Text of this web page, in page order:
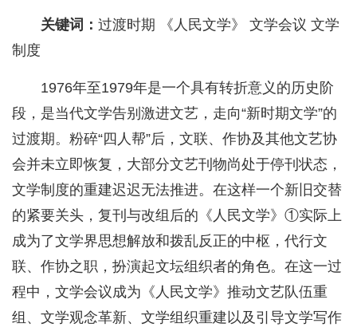
关键词： 过渡时期 《人民文学》 文学会议 文学
制度
1976年至1979年是一个具有转折意义的历史阶
段，是当代文学告别激进文艺，走向“新时期文学”的
过渡期。粉碎“四人帮”后，文联、作协及其他文艺协
会并未立即恢复，大部分文艺刊物尚处于停刊状态，
文学制度的重建迟迟无法推进。在这样一个新旧交替
的紧要关头，复刊与改组后的《人民文学》①实际上
成为了文学界思想解放和拨乱反正的中枢，代行文
联、作协之职，扮演起文坛组织者的角色。在这一过
程中，文学会议成为《人民文学》推动文艺队伍重
组、文学观念革新、文学组织重建以及引导文学写作